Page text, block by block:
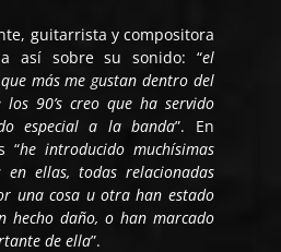
guitarrista y compositora
así sobre su sonido: “el
más me gustan dentro del
90’s creo que ha servido
especial a la banda”. En
“he introducido muchísimas
en ellas, todas relacionadas
una cosa u otra han estado
hecho daño, o han marcado
de ella”.